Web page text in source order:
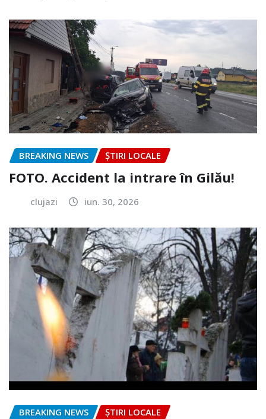
BREAKING NEWS ȘTIRI LOCALE
FOTO. Accident la intrare în Gilău!
clujazi iun. 30, 2026
BREAKING NEWS ȘTIRI LOCALE